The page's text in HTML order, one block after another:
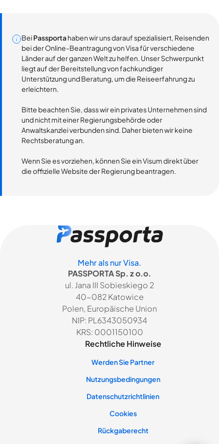
BeiPassportahaben wir uns darauf spezialisiert, Reisenden
bei der Online-Beantragung von Visa für verschiedene
Länder auf der ganzen Welt zu helfen. Unser Schwerpunkt
liegt auf der Bereitstellung von fachkundiger
Unterstützung und Beratung, um die Reiseerfahrung zu
erleichtern.
Bitte beachten Sie, dass wir ein privates Unternehmen sind
und nicht mit einer Regierungsbehörde oder
Anwaltskanzlei verbunden sind. Daher bieten wir keine
Rechtsberatung an.
Wenn Sie es vorziehen, können Sie ein Visum direkt über
die offizielle Website der Regierung beantragen.
Mehr als nur Visa.
PASSPORTA Sp. z o.o.
ul. Jana III Sobieskiego 2
40-082 Katowice
Polen, Europäische Union
NIP: PL6343050934
KRS: 0001150100
Rechtliche Hinweise
Werden Sie Partner
Nutzungsbedingungen
Datenschutzrichtlinien
Cookies
Rückgaberecht